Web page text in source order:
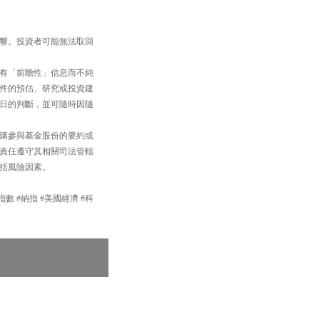
。投資者可能無法取回
「前瞻性」信息而不純
的預估、研究或投資建
的判斷，並可隨時因隨
參與基金股份的要約或
任遵守其相關司法管轄
風險因素。
數 #納指 #美國經濟 #科